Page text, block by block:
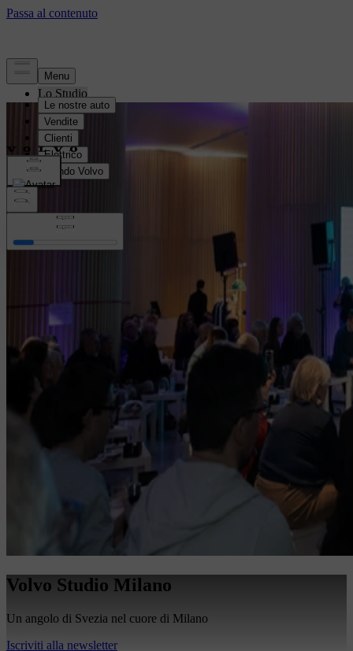
Lo Studio
News
Eventi
Collection
Test Drive
Volvo Studio Milano
Un angolo di Svezia nel cuore di Milano
Iscriviti alla newsletter